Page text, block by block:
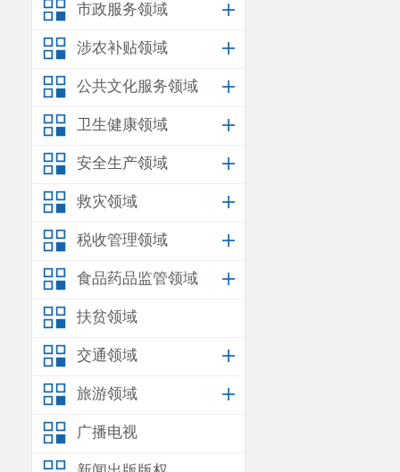
市政服务领域
涉农补贴领域
公共文化服务领域
卫生健康领域
安全生产领域
救灾领域
税收管理领域
食品药品监管领域
扶贫领域
交通领域
旅游领域
广播电视